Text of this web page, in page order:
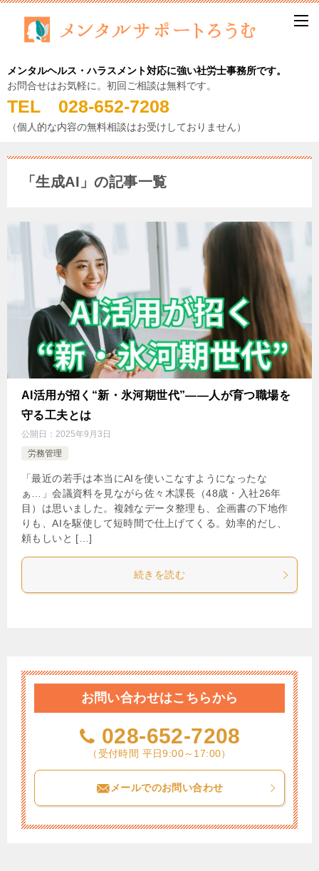
メンタルヘルス・ハラスメント対応に強い社労士事務所です。
お問合せはお気軽に。初回ご相談は無料です。
TEL 028-652-7208
（個人的な内容の無料相談はお受けしておりません）
「生成AI」の記事一覧
AI活用が招く“新・氷河期世代”――人が育つ職場を
守る工夫とは
公開日： 2025年9月3日
労務管理
「最近の若手は本当にAIを使いこなすようになったな
ぁ…」会議資料を見ながら佐々木課長（48歳・入社26年
目）は思いました。複雑なデータ整理も、企画書の下地作
りも、AIを駆使して短時間で仕上げてくる。効率的だし、
頼もしいと […]
続きを読む
お問い合わせはこちらから
028-652-7208
（受付時間 平日9:00～17:00）
メールでのお問い合わせ